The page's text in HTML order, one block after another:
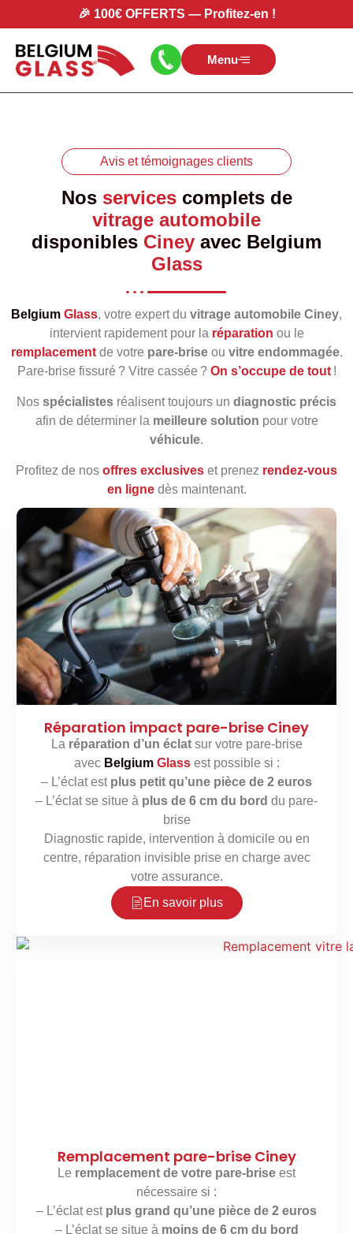
🎉 100€ OFFERTS — Profitez-en !
Menu
Avis et témoignages clients
Nos servicescomplets de
vitrage automobile
disponibles Ciney avec Belgium
Glass
Belgium Glass, votre expert du vitrage automobile Ciney,
intervient rapidement pour la réparation ou le
remplacementde votre pare‑briseou vitre endommagée.
Pare‑brise fissuré ? Vitre cassée ? On s’occupe de tout!
Nos spécialistes réalisent toujours un diagnostic précis
afin de déterminer la meilleure solution pour votre
véhicule.
Profitez de nos offres exclusives et prenez rendez‑vous
en lignedès maintenant.
Réparation impact pare-brise Ciney
La réparation d’un éclatsur votre pare-brise
avec Belgium Glass est possible si :
– L’éclat est plus petit qu’une pièce de 2 euros
– L’éclat se situe à plus de 6 cm du bord du pare-
brise
Diagnostic rapide, intervention à domicile ou en
centre, réparation invisible prise en charge avec
votre assurance.
En savoir plus
Remplacement pare-brise Ciney
Le remplacement de votre pare-brise est
nécessaire si :
– L’éclat est plus grand qu’une pièce de 2 euros
– L’éclat se situe à moins de 6 cm du bord